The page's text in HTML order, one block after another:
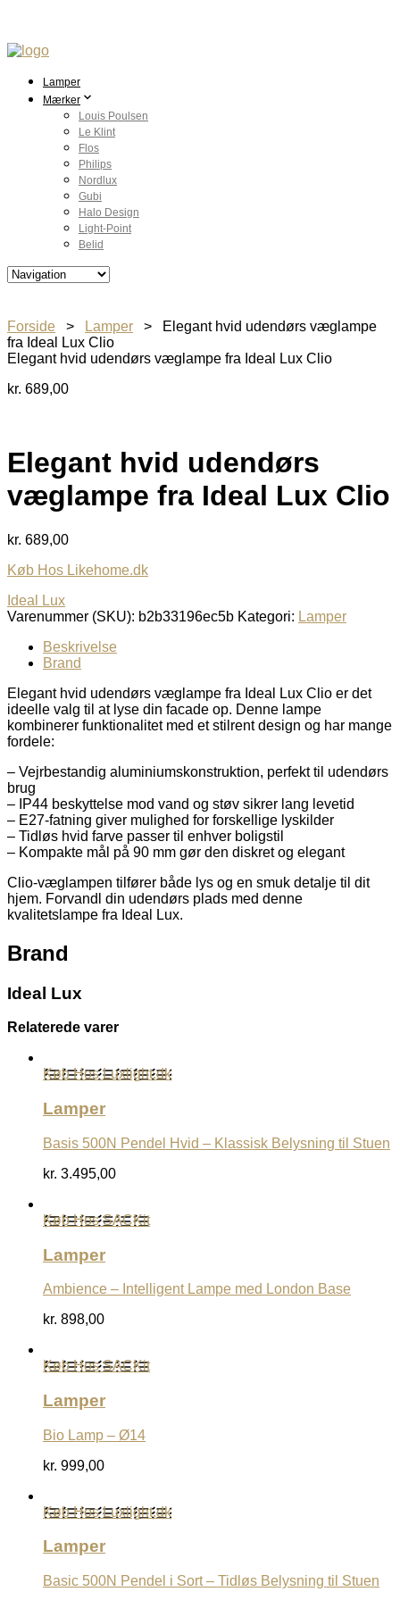
Lamper
Mærker
Louis Poulsen
Le Klint
Flos
Philips
Nordlux
Gubi
Halo Design
Light-Point
Belid
Forside > Lamper > Elegant hvid udendørs væglampe
fra Ideal Lux Clio
Elegant hvid udendørs væglampe fra Ideal Lux Clio
kr. 689,00
Elegant hvid udendørs
væglampe fra Ideal Lux Clio
kr. 689,00
Køb Hos Likehome.dk
Ideal Lux
Varenummer (SKU): b2b33196ec5b Kategori: Lamper
Beskrivelse
Brand
Elegant hvid udendørs væglampe fra Ideal Lux Clio er det
ideelle valg til at lyse din facade op. Denne lampe
kombinerer funktionalitet med et stilrent design og har mange
fordele:
– Vejrbestandig aluminiumskonstruktion, perfekt til udendørs
brug
– IP44 beskyttelse mod vand og støv sikrer lang levetid
– E27-fatning giver mulighed for forskellige lyskilder
– Tidløs hvid farve passer til enhver boligstil
– Kompakte mål på 90 mm gør den diskret og elegant
Clio-væglampen tilfører både lys og en smuk detalje til dit
hjem. Forvandl din udendørs plads med denne
kvalitetslampe fra Ideal Lux.
Brand
Ideal Lux
Relaterede varer
Køb Hos Luxlight.dk
Lamper
Basis 500N Pendel Hvid – Klassisk Belysning til Stuen
kr. 3.495,00
Køb Hos SACKit
Lamper
Ambience – Intelligent Lampe med London Base
kr. 898,00
Køb Hos SACKit
Lamper
Bio Lamp – Ø14
kr. 999,00
Køb Hos Luxlight.dk
Lamper
Basic 500N Pendel i Sort – Tidløs Belysning til Stuen